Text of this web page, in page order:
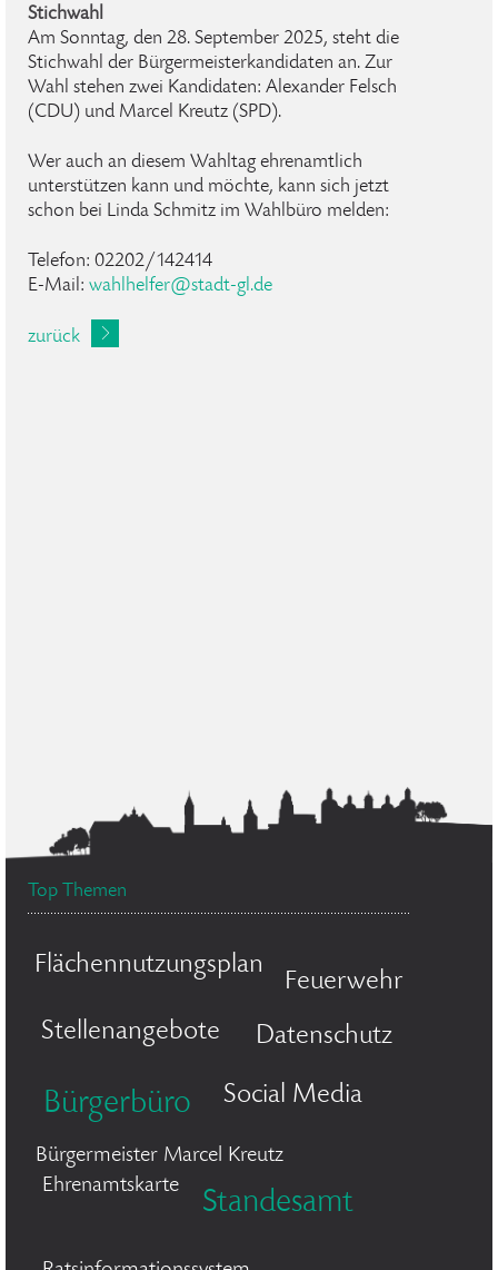
Stichwahl
Am Sonntag, den 28. September 2025, steht die
Stichwahl der Bürgermeisterkandidaten an. Zur
Wahl stehen zwei Kandidaten: Alexander Felsch
(CDU) und Marcel Kreutz (SPD).
Wer auch an diesem Wahltag ehrenamtlich
unterstützen kann und möchte, kann sich jetzt
schon bei Linda Schmitz im Wahlbüro melden:
Telefon: 02202/142414
E-Mail: wahlhelfer@stadt-gl.de
zurück
Top Themen
Flächennutzungsplan
Feuerwehr
Stellenangebote
Datenschutz
Bürgerbüro Social Media
Bürgermeister Marcel Kreutz
Ehrenamtskarte
Standesamt